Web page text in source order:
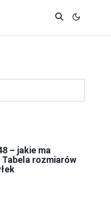
– jakie ma
Tabela rozmiarów